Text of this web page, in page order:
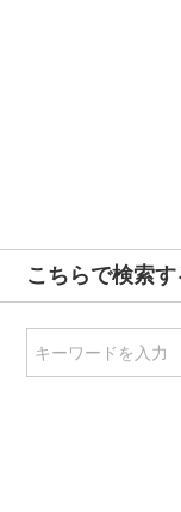
こちらで検索す
キーワードを入力